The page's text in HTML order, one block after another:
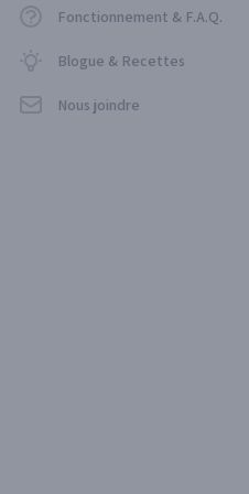
Fonctionnement & F.A.Q.
Blogue & Recettes
Nous joindre